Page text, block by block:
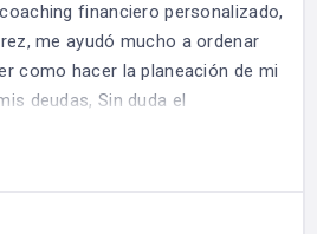
financiero personalizado,
me ayudó mucho a ordenar
como hacer la planeación de mi
deudas, Sin duda el
gracias por la paciencia y el
para tener orden y me
de lograr mi paz financiera.